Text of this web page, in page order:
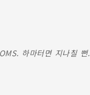
하마터면 지나칠 뻔.